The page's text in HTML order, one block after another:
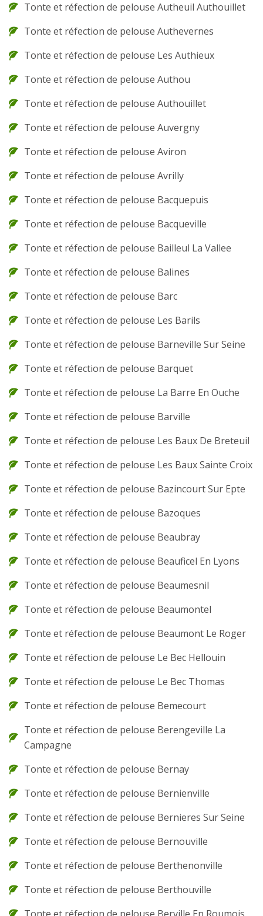
Tonte et réfection de pelouse Autheuil Authouillet
Tonte et réfection de pelouse Authevernes
Tonte et réfection de pelouse Les Authieux
Tonte et réfection de pelouse Authou
Tonte et réfection de pelouse Authouillet
Tonte et réfection de pelouse Auvergny
Tonte et réfection de pelouse Aviron
Tonte et réfection de pelouse Avrilly
Tonte et réfection de pelouse Bacquepuis
Tonte et réfection de pelouse Bacqueville
Tonte et réfection de pelouse Bailleul La Vallee
Tonte et réfection de pelouse Balines
Tonte et réfection de pelouse Barc
Tonte et réfection de pelouse Les Barils
Tonte et réfection de pelouse Barneville Sur Seine
Tonte et réfection de pelouse Barquet
Tonte et réfection de pelouse La Barre En Ouche
Tonte et réfection de pelouse Barville
Tonte et réfection de pelouse Les Baux De Breteuil
Tonte et réfection de pelouse Les Baux Sainte Croix
Tonte et réfection de pelouse Bazincourt Sur Epte
Tonte et réfection de pelouse Bazoques
Tonte et réfection de pelouse Beaubray
Tonte et réfection de pelouse Beauficel En Lyons
Tonte et réfection de pelouse Beaumesnil
Tonte et réfection de pelouse Beaumontel
Tonte et réfection de pelouse Beaumont Le Roger
Tonte et réfection de pelouse Le Bec Hellouin
Tonte et réfection de pelouse Le Bec Thomas
Tonte et réfection de pelouse Bemecourt
Tonte et réfection de pelouse Berengeville La
Campagne
Tonte et réfection de pelouse Bernay
Tonte et réfection de pelouse Bernienville
Tonte et réfection de pelouse Bernieres Sur Seine
Tonte et réfection de pelouse Bernouville
Tonte et réfection de pelouse Berthenonville
Tonte et réfection de pelouse Berthouville